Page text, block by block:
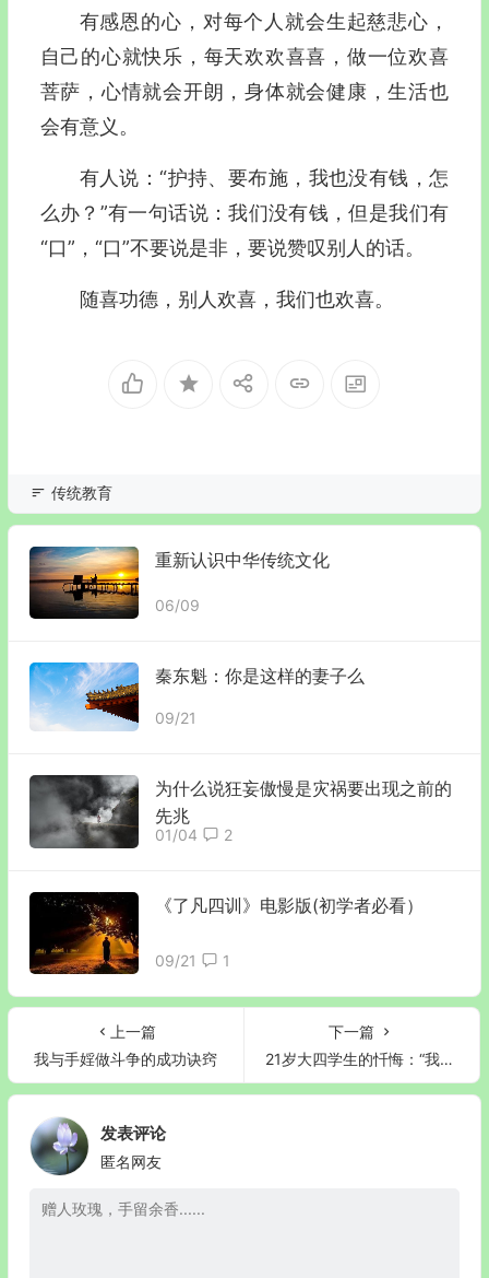
有感恩的心，对每个人就会生起慈悲心，
自己的心就快乐，每天欢欢喜喜，做一位欢喜
菩萨，心情就会开朗，身体就会健康，生活也
会有意义。
有人说：“护持、要布施，我也没有钱，怎
么办？”有一句话说：我们没有钱，但是我们有
“口”，“口”不要说是非，要说赞叹别人的话。
随喜功德，别人欢喜，我们也欢喜。
传统教育
重新认识中华传统文化
06/09
秦东魁：你是这样的妻子么
09/21
为什么说狂妄傲慢是灾祸要出现之前的
先兆
01/04 2
《了凡四训》电影版(初学者必看）
09/21 1
上一篇
我与手婬做斗争的成功诀窍
下一篇
21岁大四学生的忏悔：“我们班的男生除了我以外，几乎都认为自渎无害＂
发表评论
匿名网友